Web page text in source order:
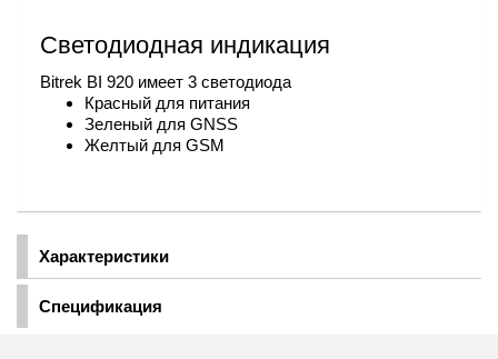
Характеристики
Спецификация
Светодиодная индикация
Bitrek BI 920 имеет 3 светодиода
Красный для питания
Зеленый для GNSS
Желтый для GSM